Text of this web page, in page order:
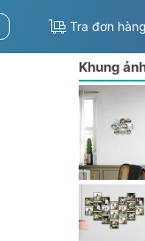
Tra đơn hàng
Khung